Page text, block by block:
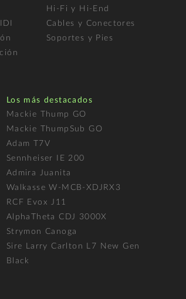
Hi-Fi y Hi-End
Cables y Conectores
Soportes y Pies
Los más destacados
Mackie Thump GO
Mackie ThumpSub GO
Adam T7V
Sennheiser IE 200
Admira Juanita
Walkasse W-MCB-XDJRX3
RCF Evox J11
AlphaTheta CDJ 3000X
Strymon Canoga
Sire Larry Carlton L7 New Gen
Black